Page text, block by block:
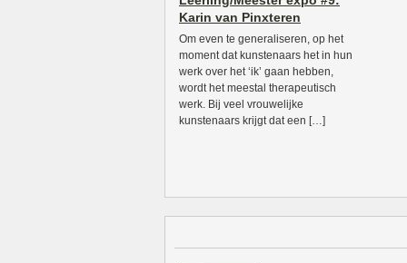
Karin van Pinxteren
Om even te generaliseren, op het
moment dat kunstenaars het in hun
werk over het ‘ik’ gaan hebben,
wordt het meestal therapeutisch
werk. Bij veel vrouwelijke
kunstenaars krijgt dat een […]